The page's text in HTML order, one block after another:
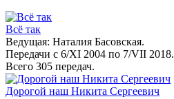
Всё так
Ведущая: Наталия Басовская.
Передачи с 6/XI 2004 по 7/VII 2018.
Всего 305 передач.
Дорогой наш Никита Сергеевич